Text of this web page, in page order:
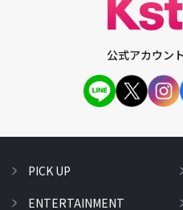
公式アカウン
PICK UP
ENTERTAINMENT